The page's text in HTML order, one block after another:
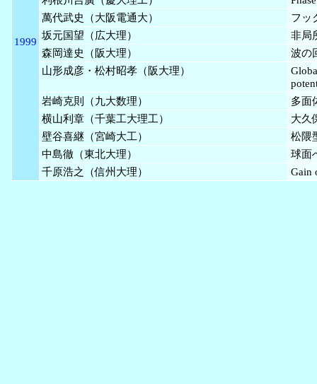
1999
萬代武史（大阪電通大）
フッ
坂元国望（広大理）
非局
森岡達史（阪大理）
波の
山形成彦・松村昭孝（阪大理）
岩崎克則（九大数理）
多面
横山利章（千葉工大理工）
大久
壁谷喜継（宮崎大工）
松隈
中島徹（東北大理）
球面
千原浩之（信州大理）
Gain